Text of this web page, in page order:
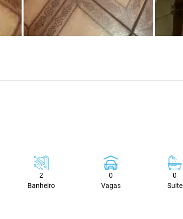
2
Banheiro
0
Vagas
0
Suite